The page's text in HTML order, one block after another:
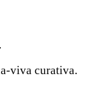
viva curativa.